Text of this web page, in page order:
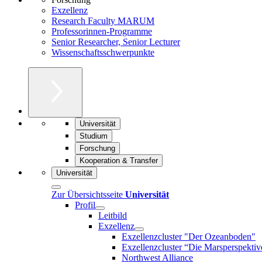
Exzellenz
Research Faculty MARUM
Professorinnen-Programme
Senior Researcher, Senior Lecturer
Wissenschaftsschwerpunkte
Universität
Studium
Forschung
Kooperation & Transfer
Universität
Zur Übersichtsseite Universität
Profil
Leitbild
Exzellenz
Exzellenzcluster "Der Ozeanboden"
Exzellenzcluster “Die
Northwest Alliance